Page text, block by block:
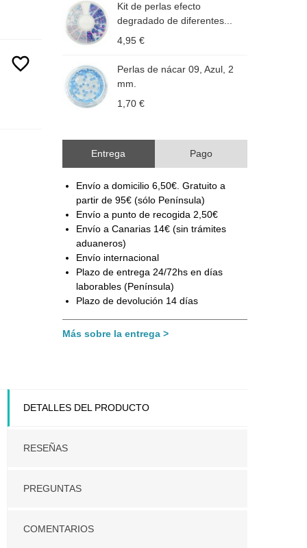
favorite_border
Kit de perlas efecto
degradado de diferentes...
4,95 €
Perlas de nácar 09, Azul, 2
mm.
1,70 €
Entrega Pago
Envío a domicilio 6,50€. Gratuito a
partir de 95€ (sólo Península)
Envío a punto de recogida 2,50€
Envío a Canarias 14€ (sin trámites
aduaneros)
Envío internacional
Plazo de entrega 24/72hs en días
laborables (Península)
Plazo de devolución 14 días
Más sobre la entrega
DETALLES DEL PRODUCTO
RESEÑAS
PREGUNTAS
COMENTARIOS